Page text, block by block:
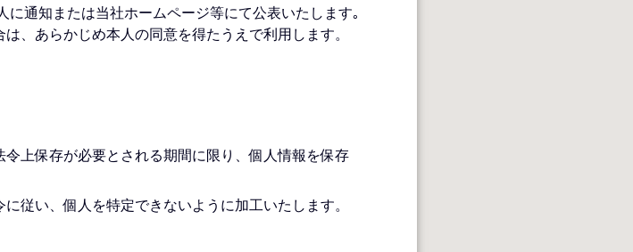
通知または当社ホームページ等にて公表いたします｡
、あらかじめ本人の同意を得たうえで利用します。
上保存が必要とされる期間に限り、個人情報を保存
従い、個人を特定できないように加工いたします。